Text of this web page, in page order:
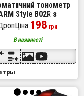
тонометр
Style B02R з
аритмії,
апарат для
вимірювання тиску
198 грн
В наявності